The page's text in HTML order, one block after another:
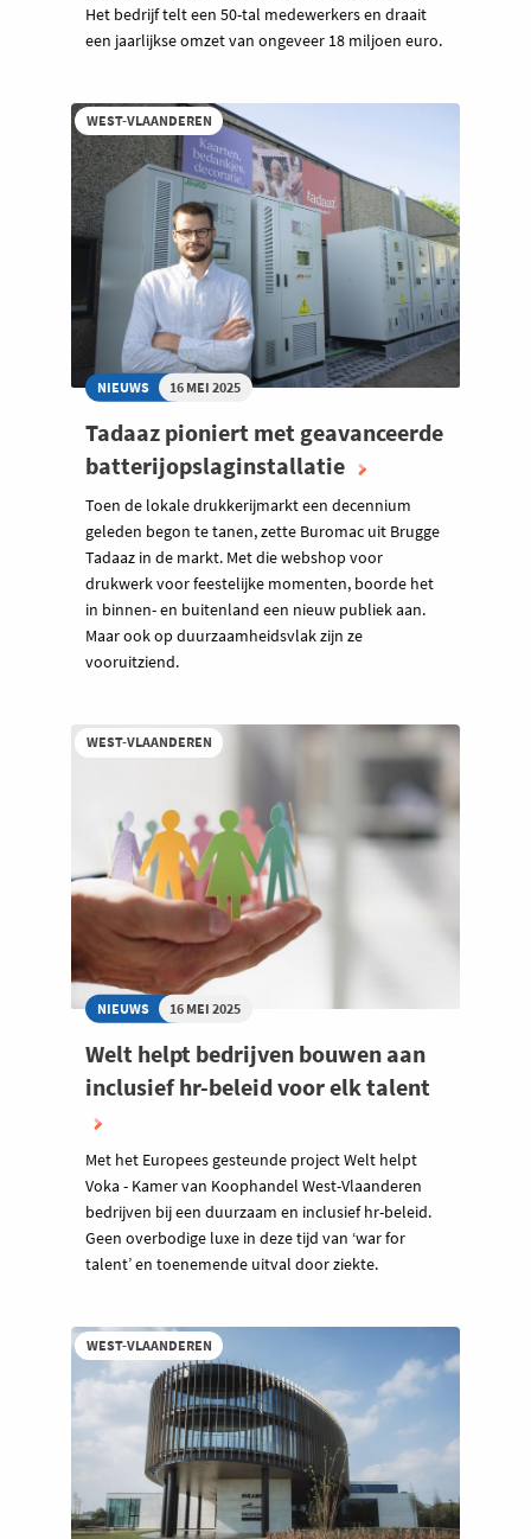
Het bedrijf telt een 50-tal medewerkers en draait
een jaarlijkse omzet van ongeveer 18 miljoen euro.
WEST-VLAANDEREN
NIEUWS 16 MEI 2025
Tadaaz pioniert met geavanceerde
batterijopslaginstallatie
Toen de lokale drukkerijmarkt een decennium
geleden begon te tanen, zette Buromac uit Brugge
Tadaaz in de markt. Met die webshop voor
drukwerk voor feestelijke momenten, boorde het
in binnen- en buitenland een nieuw publiek aan.
Maar ook op duurzaamheidsvlak zijn ze
vooruitziend.
WEST-VLAANDEREN
NIEUWS 16 MEI 2025
Welt helpt bedrijven bouwen aan
inclusief hr-beleid voor elk talent
Met het Europees gesteunde project Welt helpt
Voka - Kamer van Koophandel West-Vlaanderen
bedrijven bij een duurzaam en inclusief hr-beleid.
Geen overbodige luxe in deze tijd van ‘war for
talent’ en toenemende uitval door ziekte.
WEST-VLAANDEREN